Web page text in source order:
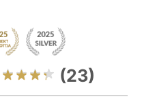
(23)